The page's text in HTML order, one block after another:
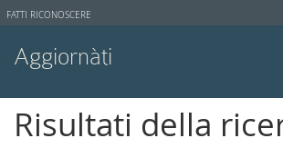
Strumenti
FATTI RICONOSCERE
Aggiornàti
Risultati della